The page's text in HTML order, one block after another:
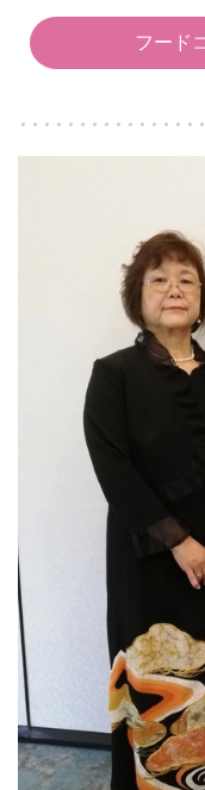
フード